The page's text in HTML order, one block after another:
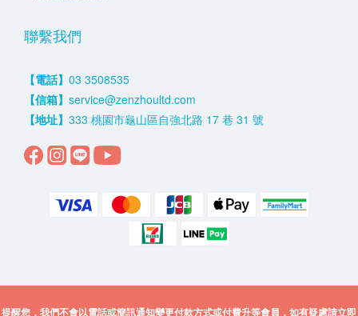
聯繫我們
【電話】 03 3508535
【信箱】 service@zenzhoultd.com
【地址】 333 桃園市龜山區自強北路 17 巷 31 號
提醒您，我們不會以電話或簡訊通知變更付款方式或付費升等會員，如有疑慮請立即